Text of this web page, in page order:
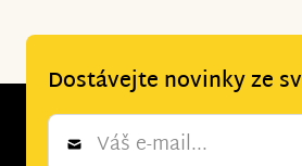
Dostávejte novinky ze
Newsletter